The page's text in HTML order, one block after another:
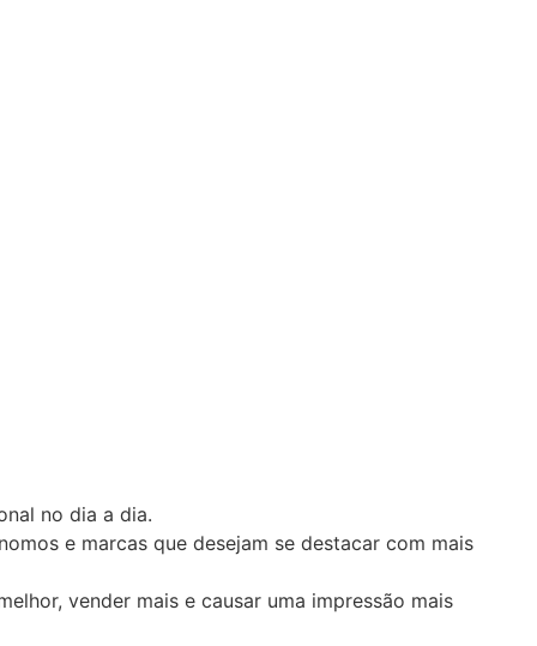
no dia a dia.
e marcas que desejam se destacar com mais
vender mais e causar uma impressão mais